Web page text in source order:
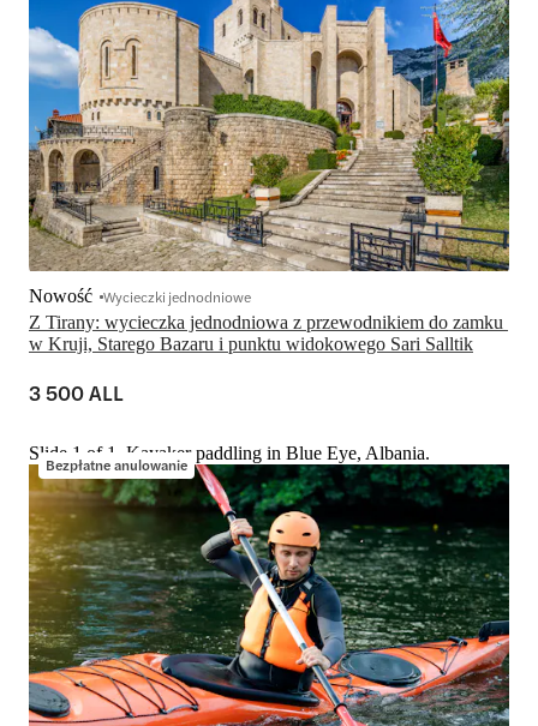
Z Tirany: wycieczka jednodniowa z przewodnikiem do zamku
w Kruji, Starego Bazaru i punktu widokowego Sari Salltik
Nowość Wycieczki jednodniowe
3 500 ALL
Bezpłatne anulowanie
Slide 1 of 1, Kayaker paddling in Blue Eye, Albania.